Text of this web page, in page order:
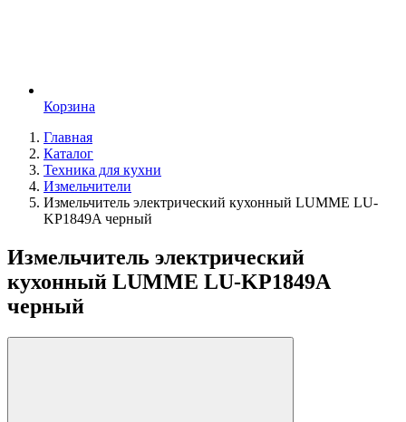
Корзина
Главная
Каталог
Техника для кухни
Измельчители
Измельчитель электрический кухонный LUMME LU-
KP1849A черный
Измельчитель электрический
кухонный LUMME LU-KP1849A
черный